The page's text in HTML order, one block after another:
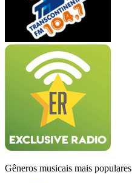
Gêneros musicais mais populares